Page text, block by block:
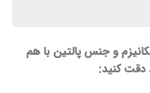
و جنس پالتین با هم
کنید: